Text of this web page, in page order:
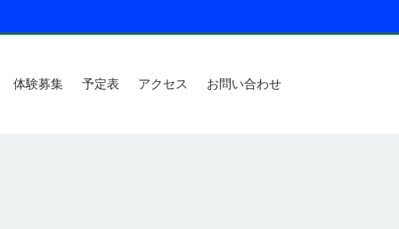
体験募集 予定表 アクセス お問い合わせ